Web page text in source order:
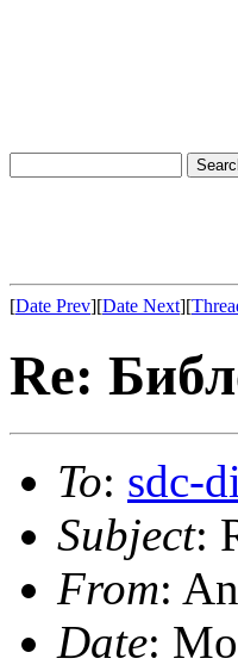
[Date Prev][Date Next][
Re:
To: sdc-
Subject:
From:
Date: